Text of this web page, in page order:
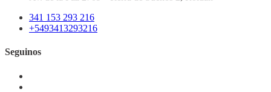
341 153 293 216
+5493413293216
Seguinos